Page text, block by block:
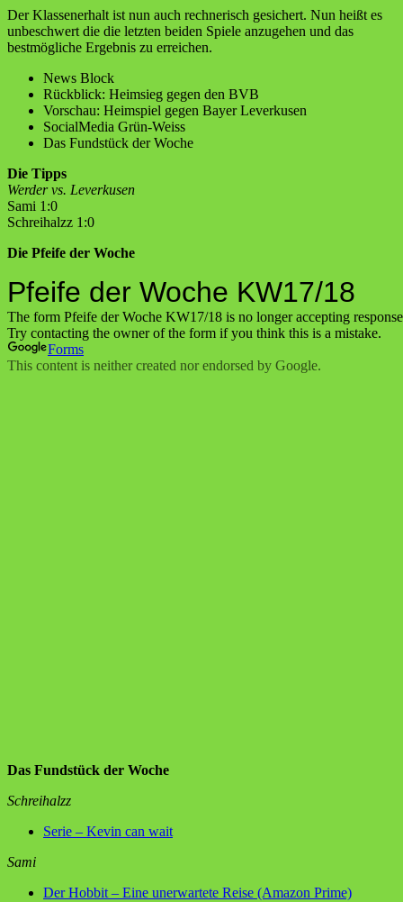
Der Klassenerhalt ist nun auch rechnerisch gesichert. Nun heißt es
unbeschwert die die letzten beiden Spiele anzugehen und das
bestmögliche Ergebnis zu erreichen.
News Block
Rückblick: Heimsieg gegen den BVB
Vorschau: Heimspiel gegen Bayer Leverkusen
SocialMedia Grün-Weiss
Das Fundstück der Woche
Die Tipps
Werder vs. Leverkusen
Sami 1:0
Schreihalzz 1:0
Die Pfeife der Woche
Das Fundstück der Woche
Schreihalzz
Serie – Kevin can wait
Sami
Der Hobbit – Eine unerwartete Reise (Amazon Prime)